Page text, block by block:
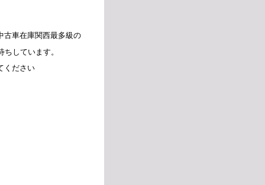
古車在庫関西最多級の
ちしています。
ください